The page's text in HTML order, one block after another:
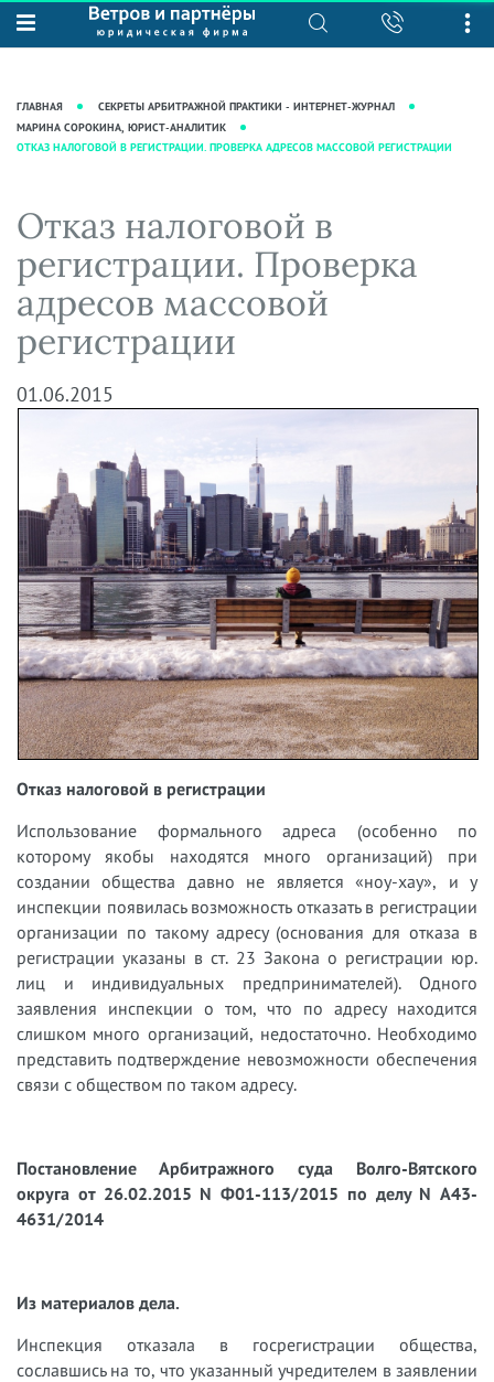
О нас
Рекомендации
фирмы
Кейсы
Вакансии
Юридические услуги
Интеллектуальная собственность
Сопровождение бизнеса
Ведение уголовных дел
Защита активов
Ведение дел о банкротстве
База знаний
Журнал "Секреты арбитражной
практики"
Статьи
Аудиоподкасты
Видеоподкасты
Справочная
Вопросы-ответы
Вебинары и семинары
Прямые эфиры
ГЛАВНАЯ
СЕКРЕТЫ АРБИТРАЖНОЙ ПРАКТИКИ - ИНТЕРНЕТ-ЖУРНАЛ
МАРИНА СОРОКИНА, ЮРИСТ-АНАЛИТИК
ОТКАЗ НАЛОГОВОЙ В РЕГИСТРАЦИИ. ПРОВЕРКА АДРЕСОВ МАССОВОЙ РЕГИСТРАЦИИ
Отказ налоговой в
регистрации. Проверка
адресов массовой
регистрации
01.06.2015
Отказ налоговой в регистрации
Использование формального адреса (особенно по
которому якобы находятся много организаций) при
создании общества давно не является «ноу-хау», и у
инспекции появилась возможность отказать в регистрации
организации по такому адресу (основания для отказа в
регистрации указаны в ст. 23 Закона о регистрации юр.
лиц и индивидуальных предпринимателей). Одного
заявления инспекции о том, что по адресу находится
слишком много организаций, недостаточно. Необходимо
представить подтверждение невозможности обеспечения
связи с обществом по таком адресу.
Постановление Арбитражного суда Волго-Вятского
округа от 26.02.2015 N Ф01-113/2015 по делу N А43-
4631/2014
Из материалов дела.
Инспекция отказала в госрегистрации общества,
сославшись на то, что указанный учредителем в заявлении